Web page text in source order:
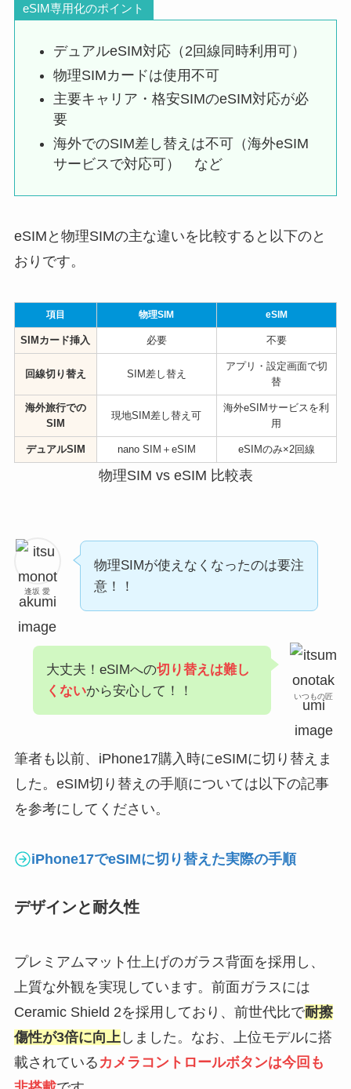
eSIM専用化のポイント
デュアルeSIM対応（2回線同時利用可）
物理SIMカードは使用不可
主要キャリア・格安SIMのeSIM対応が必
要
海外でのSIM差し替えは不可（海外eSIM
サービスで対応可） など
eSIMと物理SIMの主な違いを比較すると以下のと
おりです。
項目 物理SIM eSIM
SIMカード挿入 必要 不要
回線切り替え SIM差し替え
アプリ・設定画面で切
替
海外旅行での
SIM
現地SIM差し替え可
海外eSIMサービスを利
用
デュアルSIM nano SIM＋eSIM eSIMのみ×2回線
物理SIM vs eSIM 比較表
逢坂 愛
物理SIMが使えなくなったのは要注
意！！
いつもの匠
大丈夫！eSIMへの切り替えは難し
くないから安心して！！
筆者も以前、iPhone17購入時にeSIMに切り替えま
した。eSIM切り替えの手順については以下の記事
を参考にしてください。
iPhone17でeSIMに切り替えた実際の手順
デザインと耐久性
プレミアムマット仕上げのガラス背面を採用し、
上質な外観を実現しています。前面ガラスには
Ceramic Shield 2を採用しており、前世代比で耐擦
傷性が3倍に向上 しました。なお、上位モデルに搭
載されている カメラコントロールボタンは今回も